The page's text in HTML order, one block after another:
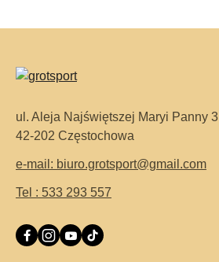
ul. Aleja Najświętszej Maryi Panny 3
42-202 Częstochowa
e-mail: biuro.grotsport@gmail.com
Tel : 533 293 557